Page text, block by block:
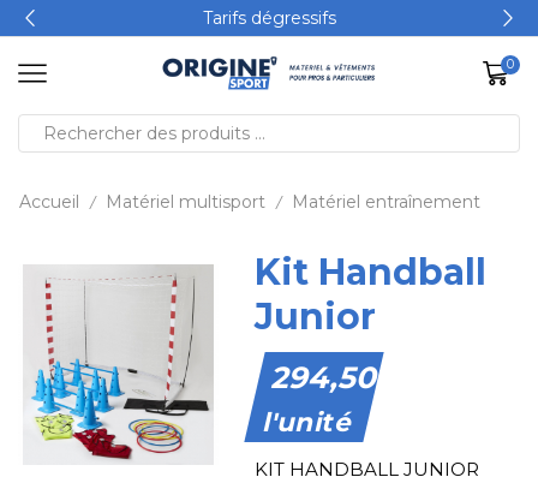
Tarifs dégressifs
0
Accueil / Matériel multisport / Matériel entraînement
Kit Handball
Junior
294,50€
l'unité
KIT HANDBALL JUNIOR